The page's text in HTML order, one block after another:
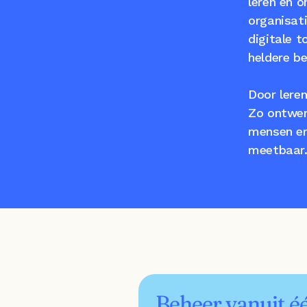
digitale
heldere
Door
Zo
mensen
meetbaar.